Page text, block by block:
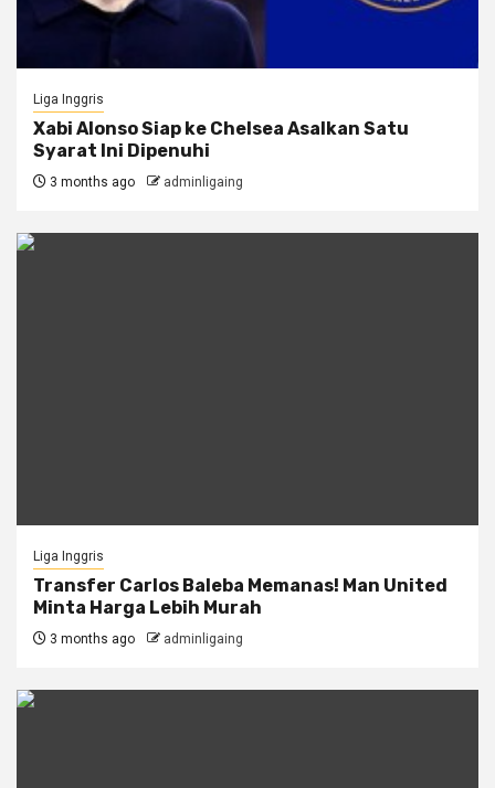
Liga Inggris
Xabi Alonso Siap ke Chelsea Asalkan Satu
Syarat Ini Dipenuhi
3 months ago adminligaing
Liga Inggris
Transfer Carlos Baleba Memanas! Man United
Minta Harga Lebih Murah
3 months ago adminligaing